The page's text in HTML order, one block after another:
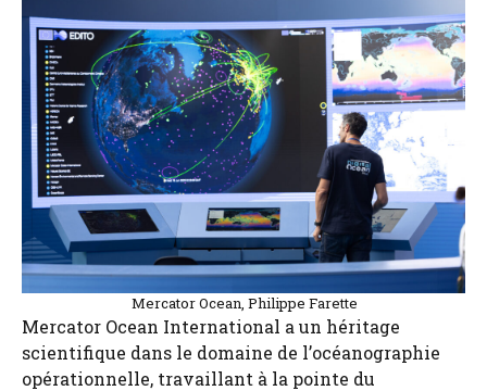
Mercator Ocean, Philippe Farette
Mercator Ocean International a un héritage
scientifique dans le domaine de l’océanographie
opérationnelle, travaillant à la pointe du